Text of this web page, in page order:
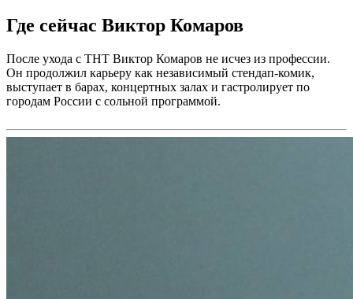
Где сейчас Виктор Комаров
После ухода с ТНТ Виктор Комаров не исчез из профессии.
Он продолжил карьеру как независимый стендап-комик,
выступает в барах, концертных залах и гастролирует по
городам России с сольной программой.